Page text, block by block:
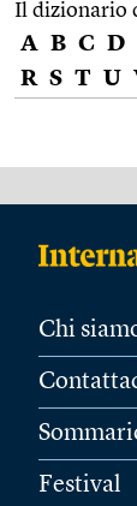
Il dizionario
A B C D
R S T U
Chi
Festival